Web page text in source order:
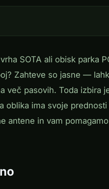
SOTA ali obisk parka
Zahteve so jasne —
več pasovih. Toda izbira
oblika ima svoje
antene in vam